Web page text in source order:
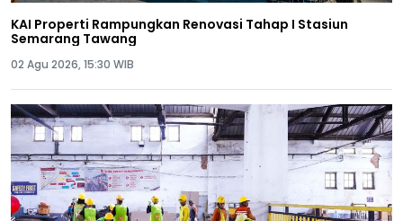
KAI Properti Rampungkan Renovasi Tahap I Stasiun
Semarang Tawang
02 Agu 2026, 15:30 WIB